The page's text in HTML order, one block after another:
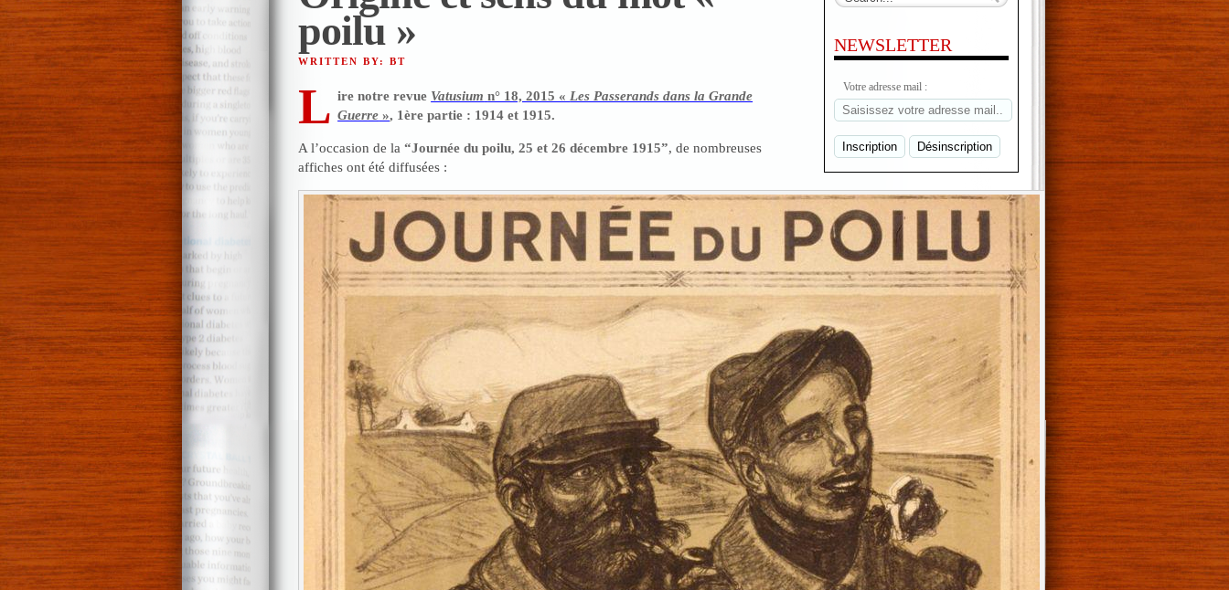
poilu »
WRITTEN BY: BT
L ire notre revue Vatusium n° 18, 2015 « Les Passerands dans la Grande
Guerre », 1ère partie : 1914 et 1915.
A l’occasion de la “Journée du poilu, 25 et 26 décembre 1915”, de nombreuses
affiches ont été diffusées :
NEWSLETTER
Votre adresse mail :